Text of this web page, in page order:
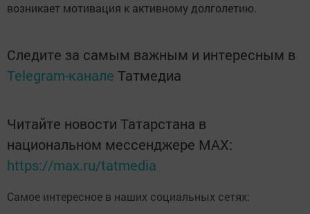
возникает мотивация к активному долголетию.
Следите за самым важным и интересным в
Telegram-канале Татмедиа
Читайте новости Татарстана в
национальном мессенджере MАХ:
https://max.ru/tatmedia
Самое интересное в наших социальных сетях: